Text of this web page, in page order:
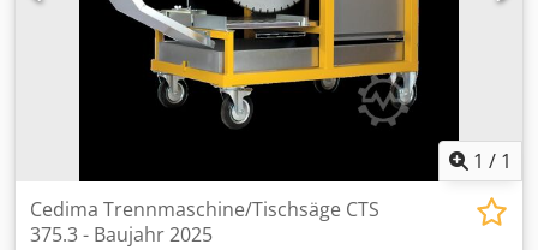
1 / 1
Cedima Trennmaschine/Tischsäge CTS
375.3 - Baujahr 2025